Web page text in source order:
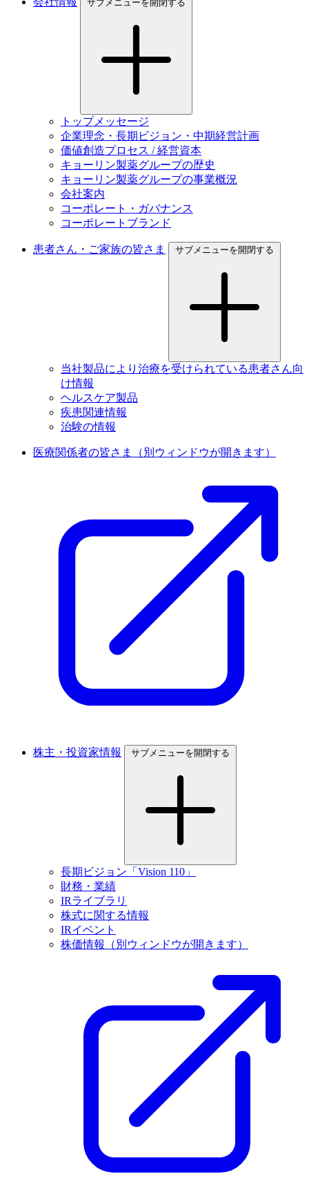
サブメニューを開閉する
トップメッセージ
企業理念・長期ビジョン・中期経営計画
価値創造プロセス / 経営資本
キョーリン製薬グループの歴史
キョーリン製薬グループの事業概況
会社案内
コーポレート・ガバナンス
コーポレートブランド
患者さん・ご家族の皆さま サブメニューを開閉する
当社製品により治療を受けられている患者さん向
け情報
ヘルスケア製品
疾患関連情報
治験の情報
医療関係者の皆さま （別ウィンドウが開きます）
株主・投資家情報 サブメニューを開閉する
長期ビジョン「Vision 110」
財務・業績
IRライブラリ
株式に関する情報
IRイベント
株価情報
（別ウィンドウが開きます）